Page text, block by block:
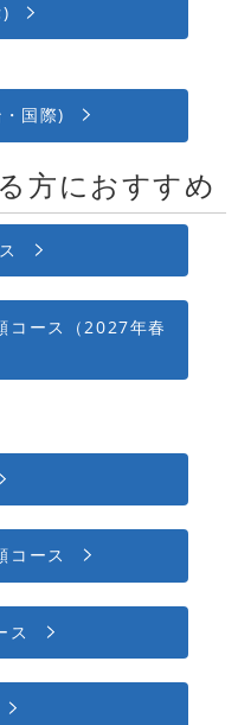
国際)
方におすすめ
コース（2027年春
コース
ス